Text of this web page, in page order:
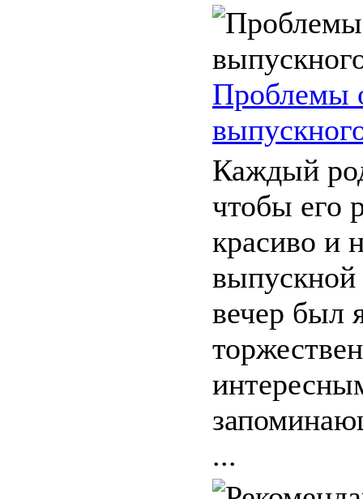
Проблемы
Каждый
чтобы его
красиво и
выпускной
вечер был
...